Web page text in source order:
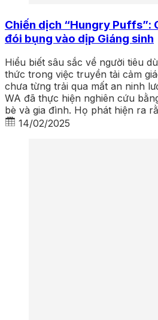
Chiến dịch “Hungry Puffs”:
đói bụng vào dịp Giáng sinh
Hiểu biết sâu sắc về người tiêu
thức trong việc truyền tải cảm
chưa từng trải qua mất an ninh
WA đã thực hiện nghiên cứu
bè và gia đình. Họ phát hiện ra
14/02/2025